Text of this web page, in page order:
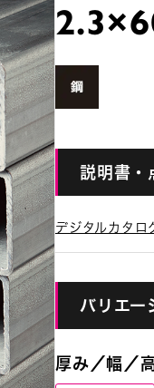
説明書・
デジタルカタロ
バリエー
厚み／幅／